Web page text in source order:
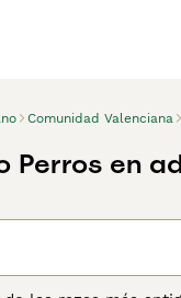
Comunidad Valenciana
Perros en